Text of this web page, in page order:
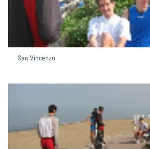
San Vincenzo